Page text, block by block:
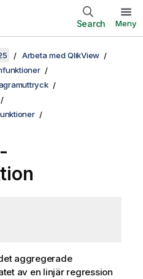
Search Meny
Arbeta med QlikView
-
aggregerade
av en linjär regression